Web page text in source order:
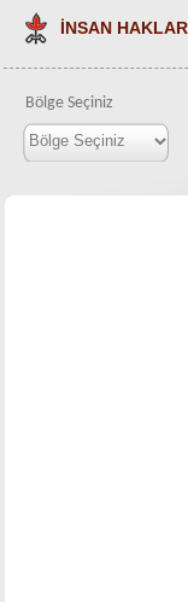
İNSAN
Bölge Seçiniz